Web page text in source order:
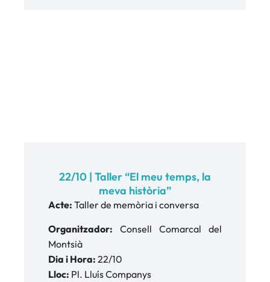
22/10 | Taller “El meu temps, la
meva història”
Acte: Taller de memòria i conversa
Organitzador: Consell Comarcal del
Montsià
Dia i Hora: 22/10
Lloc: Pl. Lluís Companys